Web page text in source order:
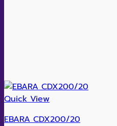
Quick View
EBARA CDX200/20